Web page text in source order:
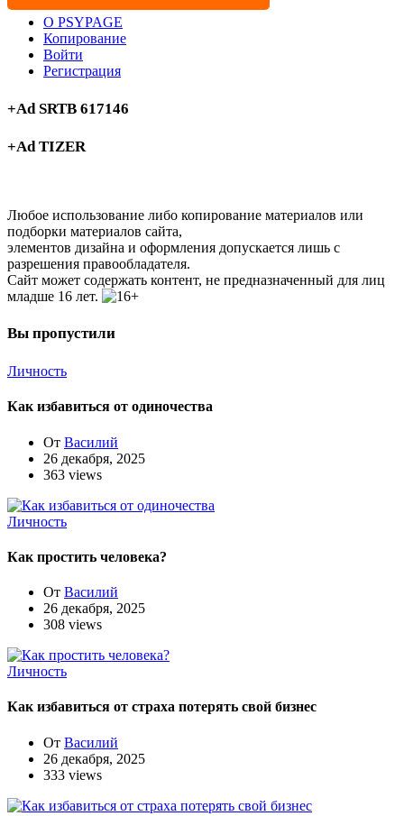
О PSYPAGE
Копирование
Войти
Регистрация
+Ad SRTB 617146
+Ad TIZER
Любое использование либо копирование материалов или
подборки материалов сайта,
элементов дизайна и оформления допускается лишь с
разрешения правообладателя.
Сайт может содержать контент, не предназначенный для лиц
младше 16 лет.
Вы пропустили
Личность
Как избавиться от одиночества
От Василий
26 декабря, 2025
363 views
Личность
Как простить человека?
От Василий
26 декабря, 2025
308 views
Личность
Как избавиться от страха потерять свой бизнес
От Василий
26 декабря, 2025
333 views